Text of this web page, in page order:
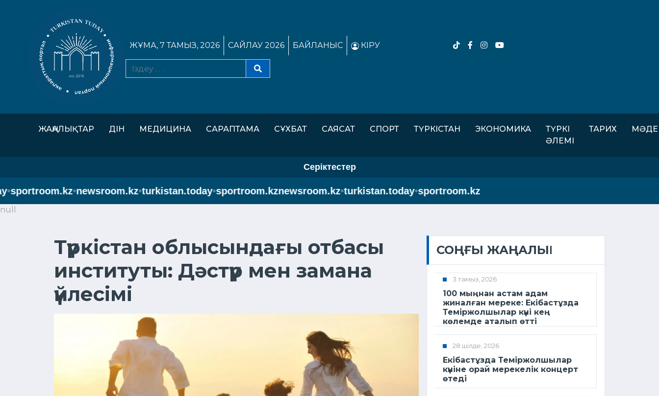
ЖҰМА, 7 ТАМЫЗ, 2026 САЙЛАУ 2026 БАЙЛАНЫС КІРУ
ЖАҢАЛЫҚТАР ДІН МЕДИЦИНА САРАПТАМА СҰХБАТ САЯСАТ СПОРТ ТҮРКІСТАН ЭКОНОМИКА
ТҮРКІ
ӘЛЕМІ
ТАРИХ
Серіктестер
•newsroom.kz•turkistan.today•sportroom.kznewsroom.kz•turkistan.today•sportroom.kz
null
Түркістан облысындағы отбасы
институты: Дәстүр мен замана
үйлесімі
СОҢҒЫ ЖАҢАЛЫҚ
3 тамыз, 2026
100 мыңнан астам адам
жиналған мереке: Екібастұзда
Теміржолшылар күні кең
көлемде аталып өтті
28 шілде, 2026
Екібастұзда Теміржолшылар
күніне орай мерекелік концерт
өтеді